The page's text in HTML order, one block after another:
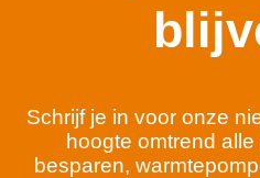
Schrijf je in voor onze
hoogte omtrend
besparen,